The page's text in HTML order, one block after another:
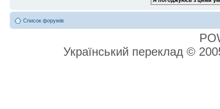
Список форумів
Український переклад ©